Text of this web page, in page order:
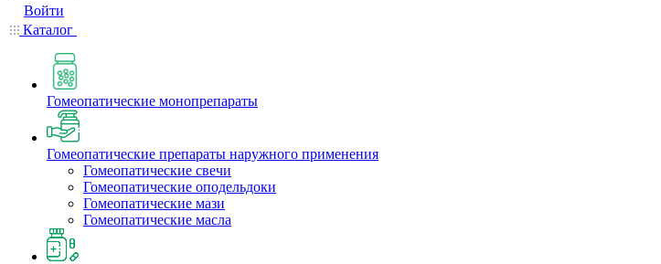
Войти
Каталог
Гомеопатические монопрепараты
Гомеопатические препараты наружного применения
Гомеопатические свечи
Гомеопатические оподельдоки
Гомеопатические мази
Гомеопатические масла